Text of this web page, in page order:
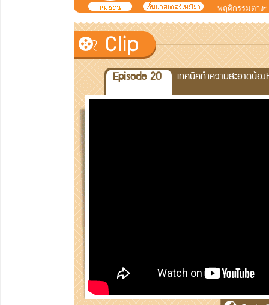
พฤติกรรมต่าง
Episode 20 เทคนิคทำความสะอาดน้อ